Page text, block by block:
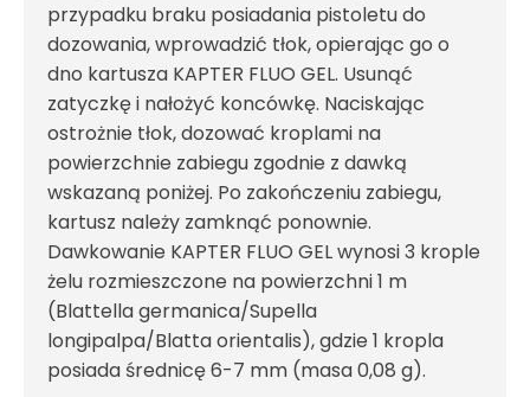
przypadku braku posiadania pistoletu do
dozowania, wprowadzić tłok, opierając go o
dno kartusza KAPTER FLUO GEL. Usunąć
zatyczkę i nałożyć koncówkę. Naciskając
ostrożnie tłok, dozować kroplami na
powierzchnie zabiegu zgodnie z dawką
wskazaną poniżej. Po zakończeniu zabiegu,
kartusz należy zamknąć ponownie.
Dawkowanie KAPTER FLUO GEL wynosi 3 krople
żelu rozmieszczone na powierzchni 1 m
(Blattella germanica/Supella
longipalpa/Blatta orientalis), gdzie 1 kropla
posiada średnicę 6-7 mm (masa 0,08 g).